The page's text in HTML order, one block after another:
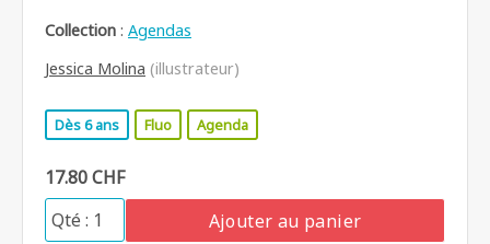
Collection : Agendas
Jessica Molina (illustrateur)
Dès 6 ans Fluo Agenda
17.80 CHF
Ajouter au panier